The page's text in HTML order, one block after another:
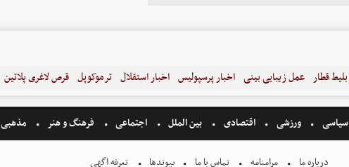
بلیط قطار عمل زیبایی بینی اخبار پرسپولیس اخبار استقلال ترموکوپل قرص لاغری پلاتین
سیاسی ورزشی اقتصادی بین الملل اجتماعی فرهنگ و هنر مذهبی
درباره ما مرامنامه تماس با ما پیوندها تعرفه اگهی